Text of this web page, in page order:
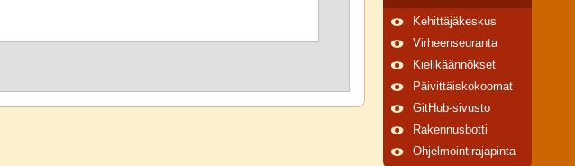
Kehittäjäkeskus
Virheenseuranta
Kielikäännökset
Päivittäiskokoomat
GitHub-sivusto
Rakennusbotti
Ohjelmointirajapinta